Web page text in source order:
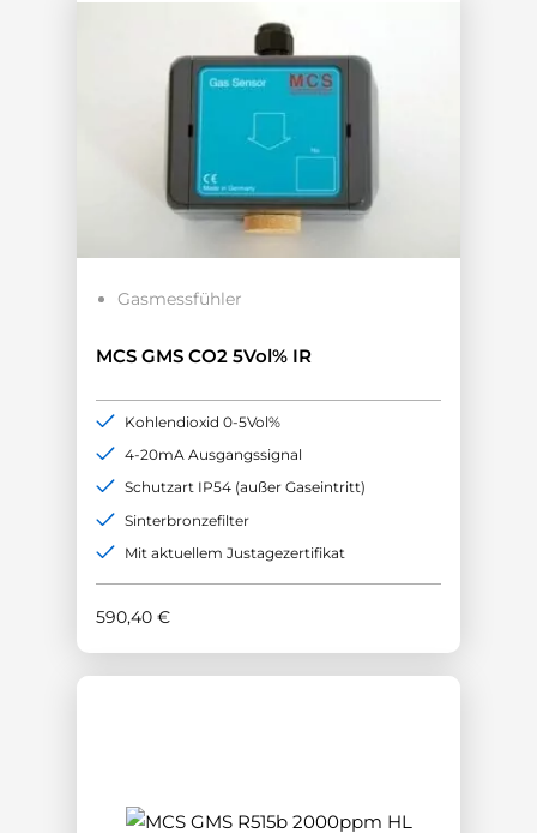
Gasmessfühler
MCS GMS CO2 5Vol% IR
590,40 €
Kohlendioxid 0-5Vol%
4-20mA Ausgangssignal
Schutzart IP54 (außer Gaseintritt)
Sinterbronzefilter
Mit aktuellem Justagezertifikat